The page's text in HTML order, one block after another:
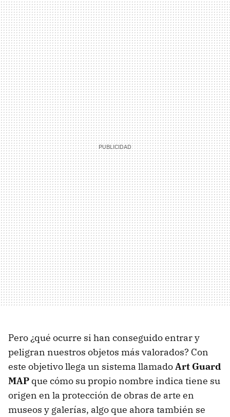
Pero ¿qué ocurre si han conseguido entrar y
peligran nuestros objetos más valorados? Con
este objetivo llega un sistema llamadoArt Guard
MAP que cómo su propio nombre indica tiene su
origen en la protección de obras de arte en
museos y galerías, algo que ahora también se